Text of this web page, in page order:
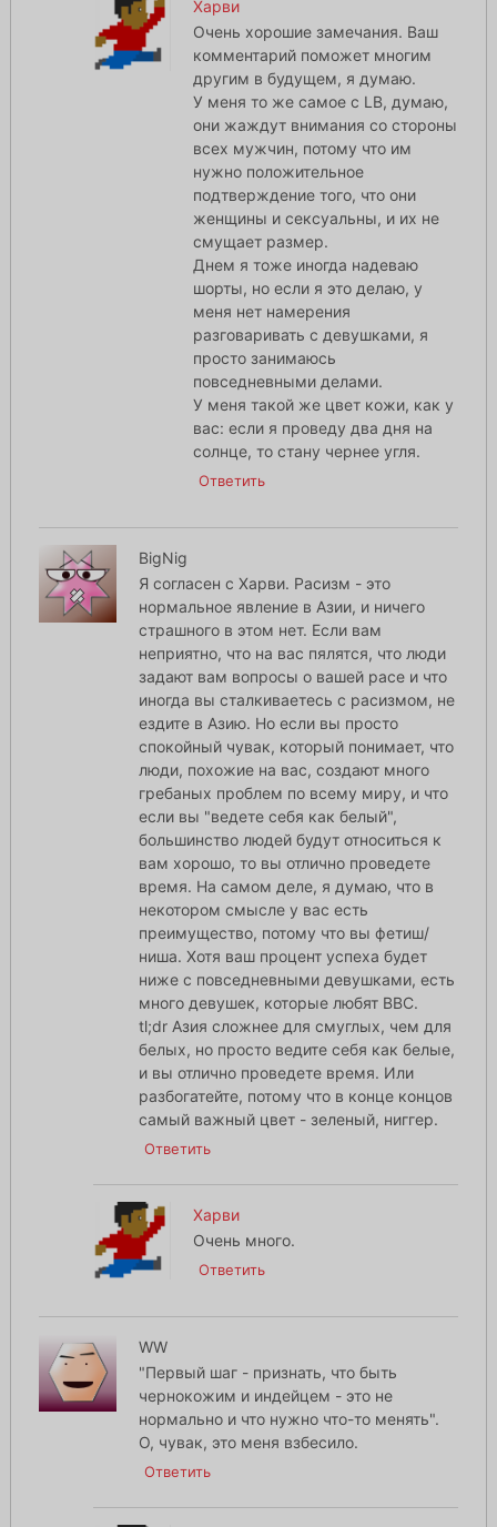
Харви
Очень хорошие замечания. Ваш
комментарий поможет многим
другим в будущем, я думаю.
У меня то же самое с LB, думаю,
они жаждут внимания со стороны
всех мужчин, потому что им
нужно положительное
подтверждение того, что они
женщины и сексуальны, и их не
смущает размер.
Днем я тоже иногда надеваю
шорты, но если я это делаю, у
меня нет намерения
разговаривать с девушками, я
просто занимаюсь
повседневными делами.
У меня такой же цвет кожи, как у
вас: если я проведу два дня на
солнце, то стану чернее угля.
Ответить
BigNig
Я согласен с Харви. Расизм - это
нормальное явление в Азии, и ничего
страшного в этом нет. Если вам
неприятно, что на вас пялятся, что люди
задают вам вопросы о вашей расе и что
иногда вы сталкиваетесь с расизмом, не
ездите в Азию. Но если вы просто
спокойный чувак, который понимает, что
люди, похожие на вас, создают много
гребаных проблем по всему миру, и что
если вы "ведете себя как белый",
большинство людей будут относиться к
вам хорошо, то вы отлично проведете
время. На самом деле, я думаю, что в
некотором смысле у вас есть
преимущество, потому что вы фетиш/
ниша. Хотя ваш процент успеха будет
ниже с повседневными девушками, есть
много девушек, которые любят BBC.
tl;dr Азия сложнее для смуглых, чем для
белых, но просто ведите себя как белые,
и вы отлично проведете время. Или
разбогатейте, потому что в конце концов
самый важный цвет - зеленый, ниггер.
Ответить
Харви
Очень много.
Ответить
WW
"Первый шаг - признать, что быть
чернокожим и индейцем - это не
нормально и что нужно что-то менять".
О, чувак, это меня взбесило.
Ответить